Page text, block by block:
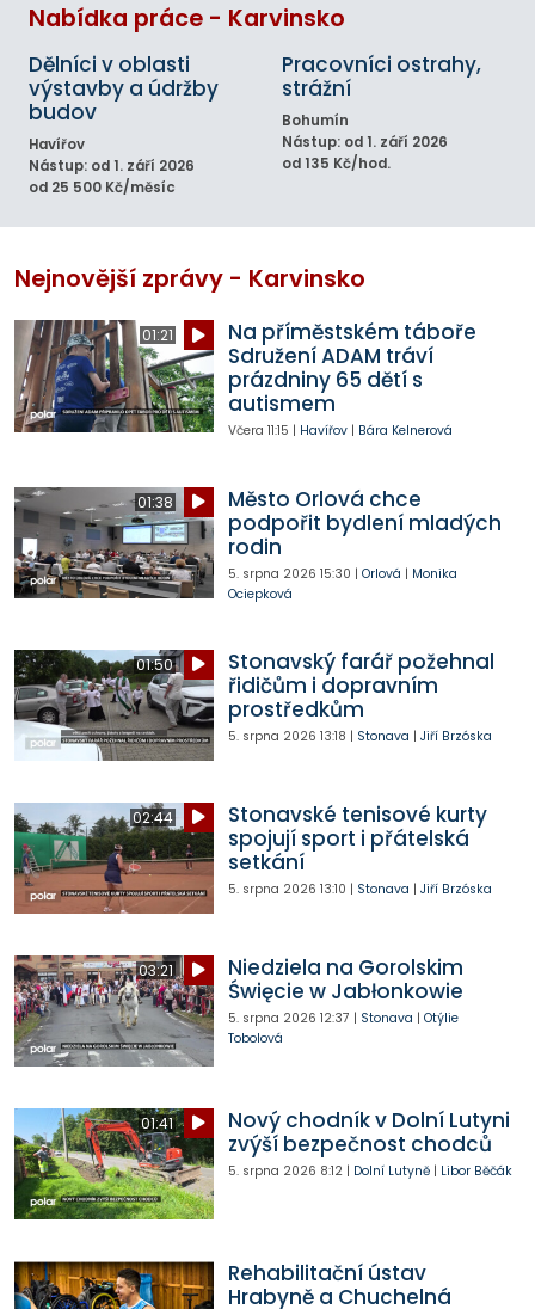
Nabídka práce - Karvinsko
Dělníci v oblasti
výstavby a údržby
budov
Havířov
Nástup: od 1. září 2026
od 25 500 Kč/měsíc
Pracovníci ostrahy,
strážní
Bohumín
Nástup: od 1. září 2026
od 135 Kč/hod.
Nejnovější zprávy - Karvinsko
01:21
Na příměstském táboře
Sdružení ADAM tráví
prázdniny 65 dětí s
autismem
Včera 11:15 | Havířov| Bára Kelnerová
01:38
Město Orlová chce
podpořit bydlení mladých
rodin
5. srpna 2026 15:30 | Orlová | Monika
Ociepková
01:50
Stonavský farář požehnal
řidičům i dopravním
prostředkům
5. srpna 2026 13:18 | Stonava | Jiří Brzóska
02:44
Stonavské tenisové kurty
spojují sport i přátelská
setkání
5. srpna 2026 13:10 | Stonava | Jiří Brzóska
03:21
Niedziela na Gorolskim
Święcie w Jabłonkowie
5. srpna 2026 12:37 | Stonava | Otýlie
Tobolová
01:41
Nový chodník v Dolní Lutyni
zvýší bezpečnost chodců
5. srpna 2026 8:12| Dolní Lutyně| Libor Běčák
Rehabilitační ústav
Hrabyně a Chuchelná